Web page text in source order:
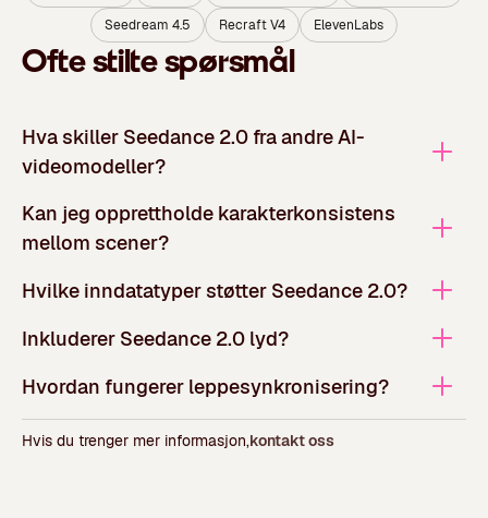
Seedream 4.5
Recraft V4 ElevenLabs
Ofte stilte spørsmål
Hva skiller Seedance 2.0 fra andre AI-
videomodeller?
Kan jeg opprettholde karakterkonsistens
mellom scener?
Hvilke inndatatyper støtter Seedance 2.0?
Inkluderer Seedance 2.0 lyd?
Hvordan fungerer leppesynkronisering?
Hvis du trenger mer informasjon,kontakt oss